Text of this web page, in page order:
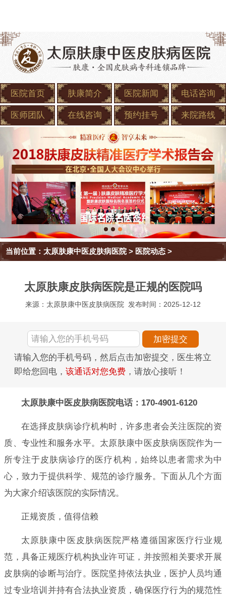
医院首页 肤康简介 医院新闻 电话咨询
医师团队 在线咨询 预约挂号 来院路线
当前位置： 太原肤康中医皮肤病医院> 医院动态 >
太原肤康皮肤病医院是正规的医院吗
来源：太原肤康中医皮肤病医院 发布时间：2025-12-12
请输入您的手机号码，然后点击加密提交，医生将立
即给您回电， 该通话对您免费 ，请放心接听！
太原肤康中医皮肤病医院电话：170-4901-6120
在选择皮肤病诊疗机构时，许多患者会关注医院的资
质、专业性和服务水平。太原肤康中医皮肤病医院作为一
所专注于皮肤病诊疗的医疗机构，始终以患者需求为中
心，致力于提供科学、规范的诊疗服务。下面从几个方面
为大家介绍该医院的实际情况。
正规资质，值得信赖
太原肤康中医皮肤病医院严格遵循国家医疗行业规
范，具备正规医疗机构执业许可证，并按照相关要求开展
皮肤病的诊断与治疗。医院坚持依法执业，医护人员均通
过专业培训并持有合法执业资质，确保医疗行为的规范性